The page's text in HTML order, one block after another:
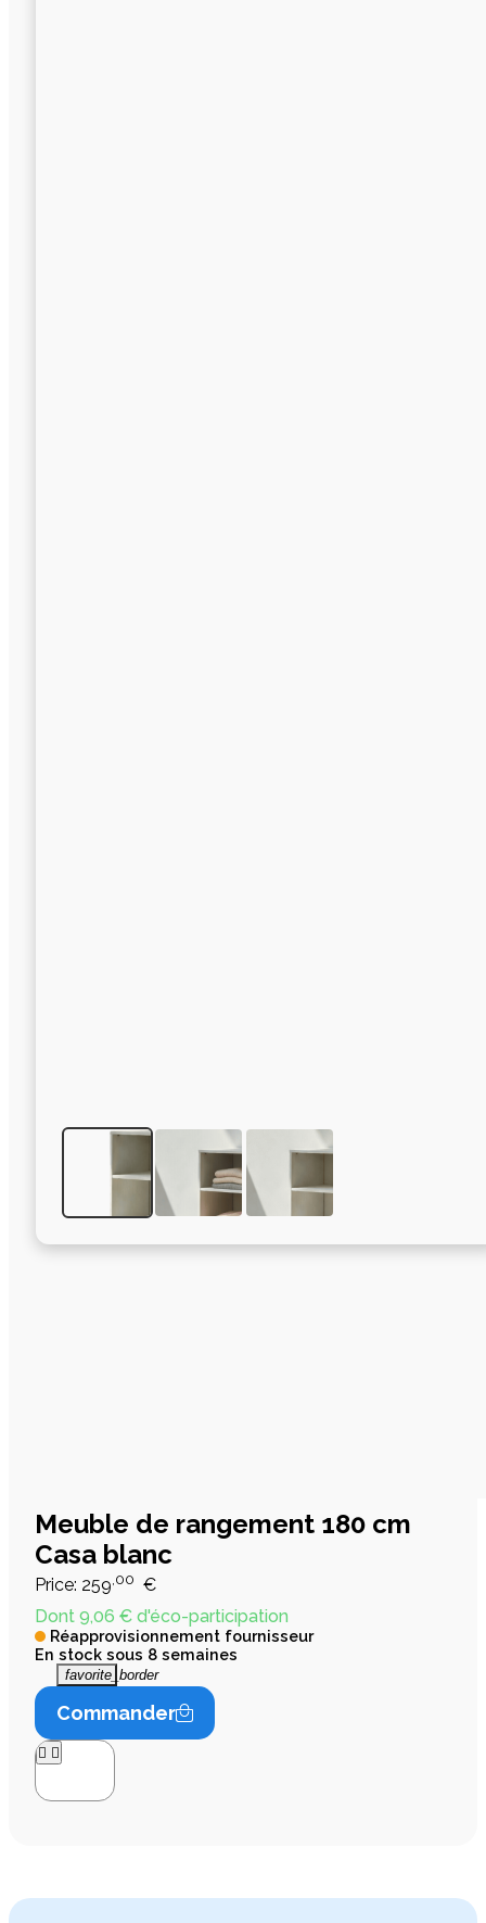
Meuble de rangement 180 cm
Casa blanc
Price: 259 ,00 €
Dont 9,06 € d'éco-participation
Réapprovisionnement fournisseur
En stock sous 8 semaines
favorite_border
Commander
 